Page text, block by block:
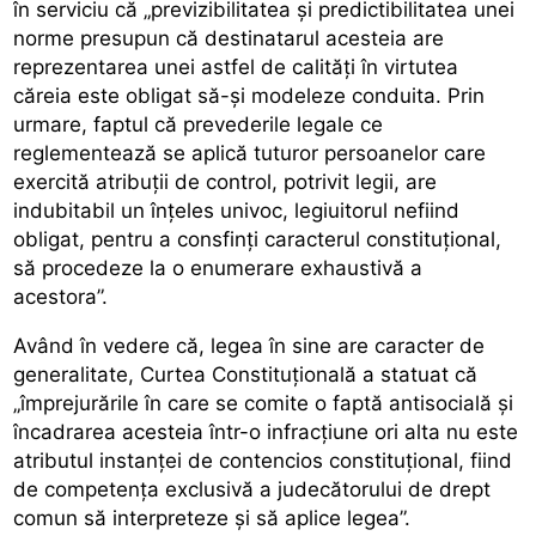
în serviciu că „previzibilitatea și predictibilitatea unei
norme presupun că destinatarul acesteia are
reprezentarea unei astfel de calități în virtutea
căreia este obligat să-și modeleze conduita. Prin
urmare, faptul că prevederile legale ce
reglementează se aplică tuturor persoanelor care
exercită atribuții de control, potrivit legii, are
indubitabil un înțeles univoc, legiuitorul nefiind
obligat, pentru a consfinți caracterul constituțional,
să procedeze la o enumerare exhaustivă a
acestora”.
Având în vedere că, legea în sine are caracter de
generalitate, Curtea Constituțională a statuat că
„împrejurările în care se comite o faptă antisocială și
încadrarea acesteia într-o infracțiune ori alta nu este
atributul instanței de contencios constituțional, fiind
de competența exclusivă a judecătorului de drept
comun să interpreteze și să aplice legea”.